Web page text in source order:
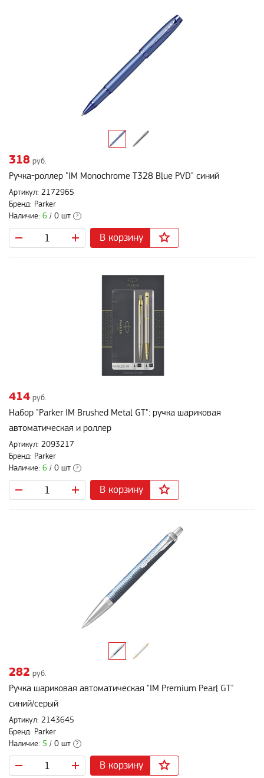
318 руб.
Ручка-роллер "IM Monochrome T328 Blue PVD" синий
Артикул: 2172965
Бренд: Parker
Наличие: 6 / 0 шт ?
В корзину
414 руб.
Набор "Parker IM Brushed Metal GT": ручка шариковая
автоматическая и роллер
Артикул: 2093217
Бренд: Parker
Наличие: 6 / 0 шт ?
В корзину
282 руб.
Ручка шариковая автоматическая "IM Premium Pearl GT"
синий/серый
Артикул: 2143645
Бренд: Parker
Наличие: 5 / 0 шт ?
В корзину